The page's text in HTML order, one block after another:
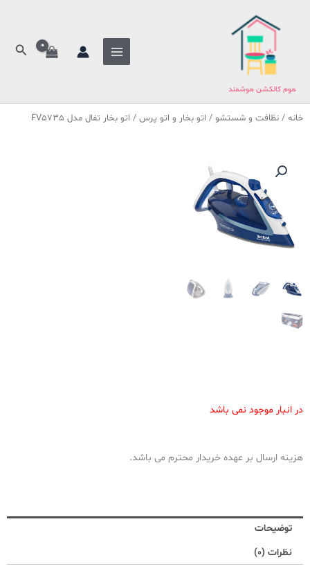
هوم کالکشن هوشمند
خانه / نظافت و شستشو / اتو بخار و اتو پرس / اتو بخار تفال مدل FV5735
در انبار موجود نمی باشد
هزینه ارسال بر عهده خریدار محترم می باشد.
توضیحات
نظرات (0)